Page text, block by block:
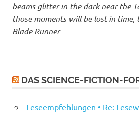
beams glitter in the dark near the
those moments will be lost in time,
Blade Runner
DAS SCIENCE-FICTION-
Leseempfehlungen • Re: